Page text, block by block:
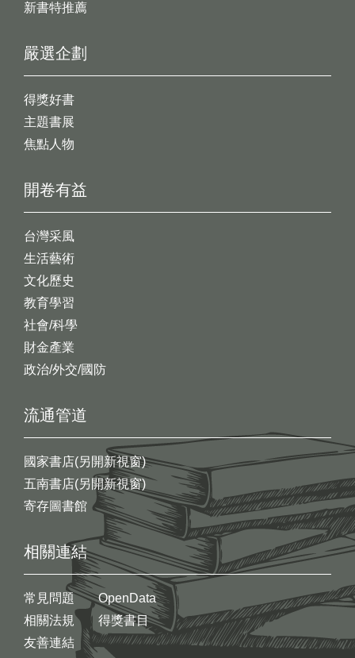
新書特推薦
開卷有益
台灣采風
生活藝術
文化歷史
教育學習
社會/科學
財金產業
政治/外交/國防
嚴選企劃
得獎好書
主題書展
焦點人物
流通管道
國家書店(另開新視窗)
五南書店(另開新視窗)
寄存圖書館
相關連結
常見問題
相關法規
友善連結
OpenData
得獎書目